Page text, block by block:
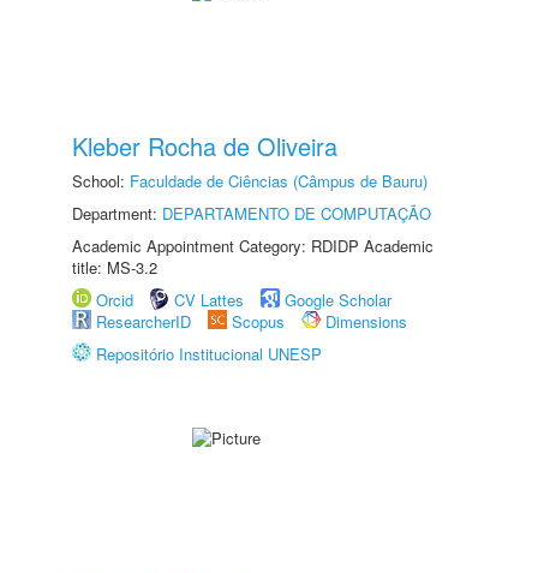
Kleber Rocha de Oliveira
School: Faculdade de Ciências (Câmpus de Bauru)
Department: DEPARTAMENTO DE COMPUTAÇÃO
Academic Appointment Category: RDIDP Academic
title: MS-3.2
Orcid
CV Lattes
Google Scholar
ResearcherID
Scopus
Dimensions
Repositório Institucional UNESP